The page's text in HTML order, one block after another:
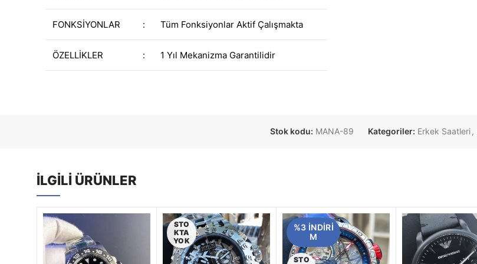
FONKSİYONLAR : Tüm Fonksiyonlar Aktif Çalışmakta
ÖZELLİKLER : 1 Yıl Mekanizma Garantilidir
Stok kodu: MANA-89 Kategoriler: Erkek Saatleri ,
İLGILI ÜRÜNLER
STO
KTA
YOK
%3 INDIRI
M
STO